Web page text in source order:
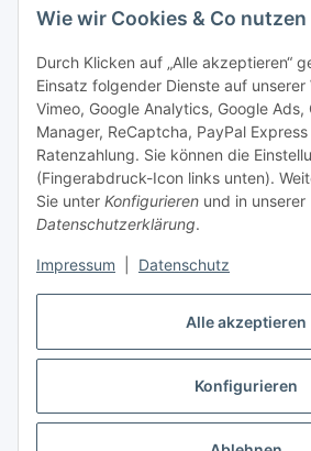
Alle akzeptieren
Konfigurieren
Wie wir Cookies & Co nutzen
Durch Klicken auf „Alle akzeptieren“
Einsatz folgender Dienste auf unserer
Vimeo, Google Analytics, Google Ads,
Manager, ReCaptcha, PayPal
Ratenzahlung. Sie können die
(Fingerabdruck-Icon links unten).
Sie unter Konfigurieren und in unserer
Datenschutzerklärung.
Impressum Datenschutz
Datenschutzerklärungregelmäßig und
Informationen
Gesetzliche Informationen
Vertrag widerrufen